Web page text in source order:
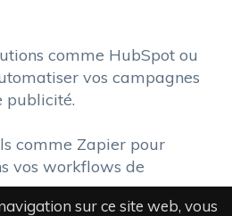
comme HubSpot ou
vos campagnes
publicité.
comme Zapier pour
vos workflows de
sur ce site web, vous